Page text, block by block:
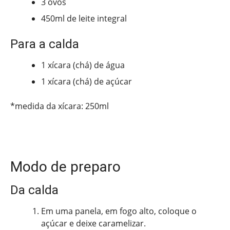
450ml de leite integral
Para a calda
1 xícara (chá) de água
1 xícara (chá) de açúcar
*medida da xícara: 250ml
Modo de preparo
Da calda
Em uma panela, em fogo alto, coloque o
açúcar e deixe caramelizar.